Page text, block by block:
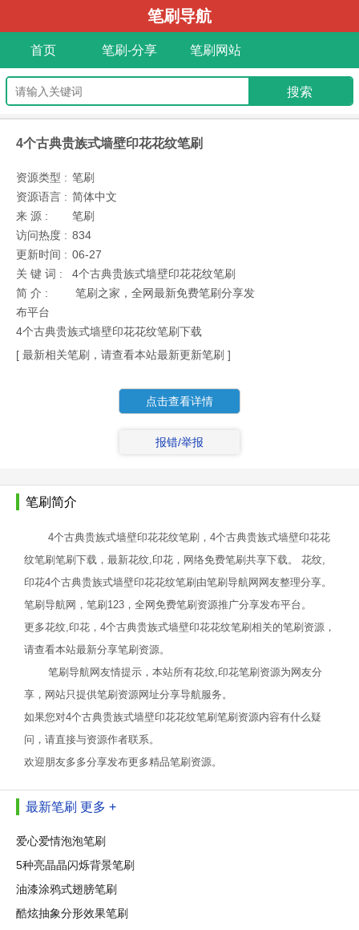
笔刷导航
首页 笔刷-分享 笔刷网站
4个古典贵族式墙壁印花花纹笔刷
资源类型 : 笔刷
资源语言 : 简体中文
来 源 :
笔刷
访问热度 : 834
更新时间 : 06-27
关 键 词 :
4个古典贵族式墙壁印花花纹笔刷
简 介 :
笔刷之家，全网最新免费笔刷分享发
布平台
4个古典贵族式墙壁印花花纹笔刷下载
[ 最新相关笔刷，请查看本站最新更新笔刷 ]
点击查看详情
报错/举报
笔刷简介
4个古典贵族式墙壁印花花纹笔刷，4个古典贵族式墙壁印花花
纹笔刷笔刷下载，最新花纹,印花，网络免费笔刷共享下载。 花纹,
印花4个古典贵族式墙壁印花花纹笔刷由笔刷导航网网友整理分享。
笔刷导航网，笔刷123，全网免费笔刷资源推广分享发布平台。
更多花纹,印花，4个古典贵族式墙壁印花花纹笔刷相关的笔刷资源，
请查看本站最新分享笔刷资源。
笔刷导航网友情提示，本站所有花纹,印花笔刷资源为网友分
享，网站只提供笔刷资源网址分享导航服务。
如果您对4个古典贵族式墙壁印花花纹笔刷笔刷资源内容有什么疑
问，请直接与资源作者联系。
欢迎朋友多多分享发布更多精品笔刷资源。
最新笔刷 更多 +
爱心爱情泡泡笔刷
5种亮晶晶闪烁背景笔刷
油漆涂鸦式翅膀笔刷
酷炫抽象分形效果笔刷